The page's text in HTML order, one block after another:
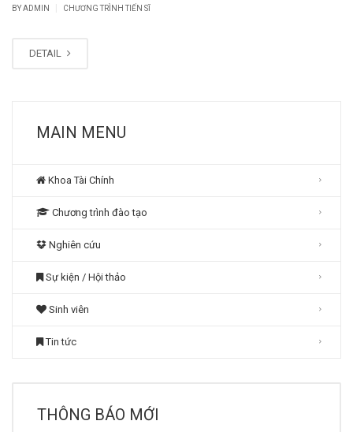
BYADMIN CHƯƠNG TRÌNH TIẾN SĨ
DETAIL
MAIN MENU
Khoa Tài Chính
Chương trình đào tạo
Nghiên cứu
Sự kiện / Hội thảo
Sinh viên
Tin tức
THÔNG BÁO MỚI